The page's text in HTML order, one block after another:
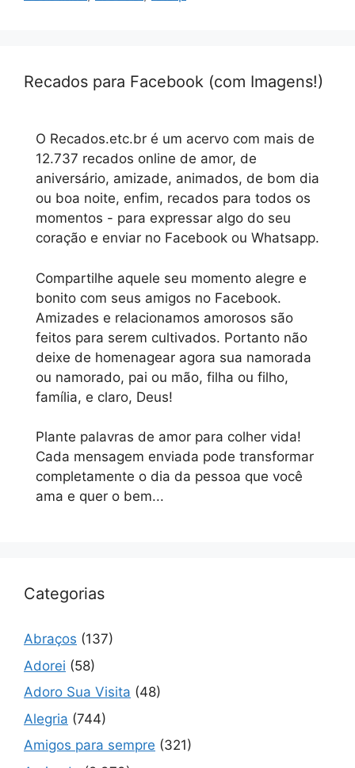
Recados para Facebook (com Imagens!)
O Recados.etc.br é um acervo com mais de
12.737 recados online de amor, de
aniversário, amizade, animados, de bom dia
ou boa noite, enfim, recados para todos os
momentos - para expressar algo do seu
coração e enviar no Facebook ou Whatsapp.
Compartilhe aquele seu momento alegre e
bonito com seus amigos no Facebook.
Amizades e relacionamos amorosos são
feitos para serem cultivados. Portanto não
deixe de homenagear agora sua namorada
ou namorado, pai ou mão, filha ou filho,
família, e claro, Deus!
Plante palavras de amor para colher vida!
Cada mensagem enviada pode transformar
completamente o dia da pessoa que você
ama e quer o bem...
Categorias
Abraços (137)
Adorei (58)
Adoro Sua Visita (48)
Alegria (744)
Amigos para sempre (321)